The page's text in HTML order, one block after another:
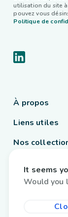
utilisation du site
pouvez vous
Politique de
À propos
Liens utiles
Nos
France /
It seems
Would you